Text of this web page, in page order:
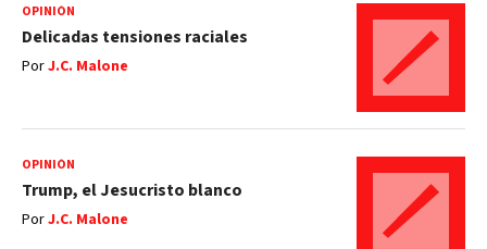
OPINIÓN
Delicadas tensiones raciales
PorJ.C. Malone
OPINIÓN
Trump, el Jesucristo blanco
PorJ.C. Malone